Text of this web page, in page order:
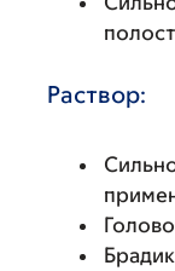
Раствор: